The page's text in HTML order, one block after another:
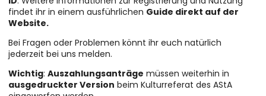
findet ihr in einem ausführlichen Guide direkt auf der
Website.
Bei Fragen oder Problemen könnt ihr euch natürlich
jederzeit bei uns melden.
Wichtig: Auszahlungsanträge müssen weiterhin in
ausgedruckter Version beim Kulturreferat des AStA